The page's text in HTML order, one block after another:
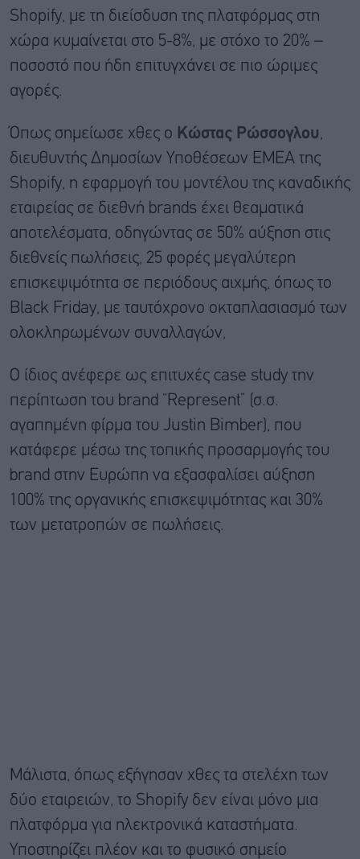
Shopify, με τη διείσδυση της πλατφόρμας στη
χώρα κυμαίνεται στο 5-8%, με στόχο το 20% –
ποσοστό που ήδη επιτυγχάνει σε πιο ώριμες
αγορές.
Όπως σημείωσε χθες ο Κώστας Ρώσσογλου
διευθυντής Δημοσίων Υποθέσεων ΕΜΕΑ της
Shopify, η εφαρμογή του μοντέλου της καναδικής
εταιρείας σε διεθνή brands έχει θεαματικά
αποτελέσματα, οδηγώντας σε 50% αύξηση στις
διεθνείς πωλήσεις, 25 φορές μεγαλύτερη
επισκεψιμότητα σε περιόδους αιχμής, όπως το
Black Friday, με ταυτόχρονο οκταπλασιασμό των
ολοκληρωμένων συναλλαγών,
Ο ίδιος ανέφερε ως επιτυχές case study την
περίπτωση του brand “Represent” (σ.σ.
αγαπημένη φίρμα του Justin Bimber), που
κατάφερε μέσω της τοπικής προσαρμογής του
brand στην Ευρώπη να εξασφαλίσει αύξηση
100% της οργανικής επισκεψιμότητας και 30%
των μετατροπών σε πωλήσεις.
Μάλιστα, όπως εξήγησαν χθες τα στελέχη των
δύο εταιρειών, το Shopify δεν είναι μόνο μια
πλατφόρμα για ηλεκτρονικά καταστήματα.
Υποστηρίζει πλέον και το φυσικό σημείο